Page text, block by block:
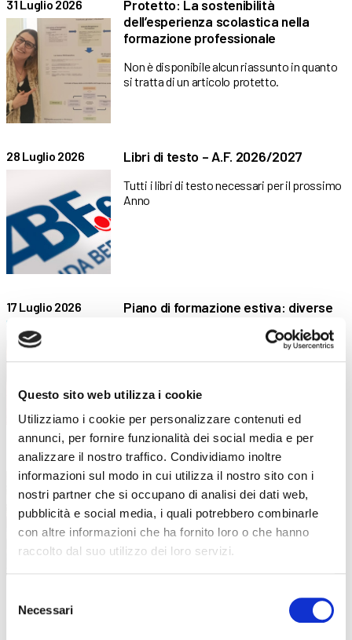
Questo sito web utilizza i cookie
Utilizziamo i cookie per personalizzare contenuti ed
annunci, per fornire funzionalità dei social media e per
analizzare il nostro traffico. Condividiamo inoltre
informazioni sul modo in cui utilizza il nostro sito con i
nostri partner che si occupano di analisi dei dati web,
pubblicità e social media, i quali potrebbero combinarle
con altre informazioni che ha fornito loro o che hanno
raccolto dal suo utilizzo dei loro servizi.
delNecessari
31 Luglio 2026
Protetto: La sostenibilità
dell’esperienza scolastica nella
formazione professionale
Non è disponibile alcun riassunto in quanto
si tratta di un articolo protetto.
28 Luglio 2026 Libri di testo – A.F. 2026/2027
Tutti i libri di testo necessari per il prossimo
Anno
17 Luglio 2026
Piano di formazione estiva: diverse
alla crescita professionale
16 Luglio 2026
“Stare bene oggi per stare meglio
domani”: la formazione dei docenti
parte dal benessere
Un incontro in collaborazione con LILT
Bergamo all’interno della formazione
13 Luglio 2026
Sei diplomato all’ISISS di Gazzaniga?
Diventa OSS in meno di 6 mesi!